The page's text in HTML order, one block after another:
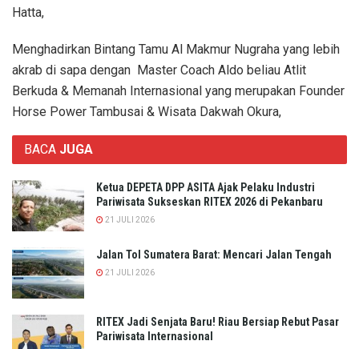
Hatta,
Menghadirkan Bintang Tamu Al Makmur Nugraha yang lebih
akrab di sapa dengan Master Coach Aldo beliau Atlit
Berkuda & Memanah Internasional yang merupakan Founder
Horse Power Tambusai & Wisata Dakwah Okura,
BACA JUGA
Ketua DEPETA DPP ASITA Ajak Pelaku Industri
Pariwisata Sukseskan RITEX 2026 di Pekanbaru
21 JULI 2026
Jalan Tol Sumatera Barat: Mencari Jalan Tengah
21 JULI 2026
RITEX Jadi Senjata Baru! Riau Bersiap Rebut Pasar
Pariwisata Internasional